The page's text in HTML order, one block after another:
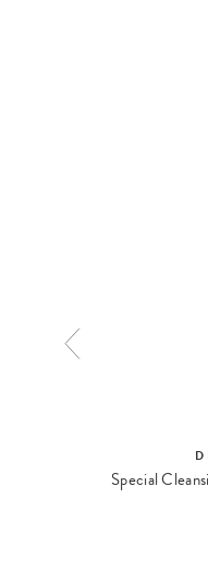
Special